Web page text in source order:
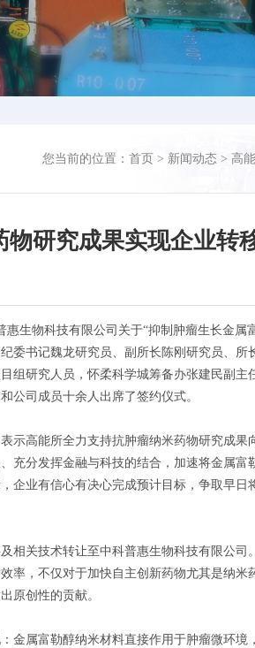
您当前的位置： 首页 > 新闻动态 > 高
物研究成果实现企业转
生物科技有限公司关于“抑制肿瘤生长金属
委书记魏龙研究员、副所长陈刚研究员、所
组研究人员，怀柔科学城筹备办张建民副主
公司成员十余人出席了签约仪式。
高能所全力支持抗肿瘤纳米药物研究成果
充分发挥金融与科技的结合，加速将金属富
企业有信心有决心完成预计目标，争取早日
关技术转让至中科普惠生物科技有限公司
率，不仅对于加快自主创新药物尤其是纳米
原创性的贡献。
属富勒醇纳米材料直接作用于肿瘤微环境